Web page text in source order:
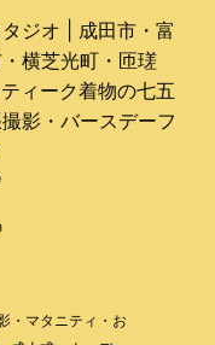
・マタニティ・お